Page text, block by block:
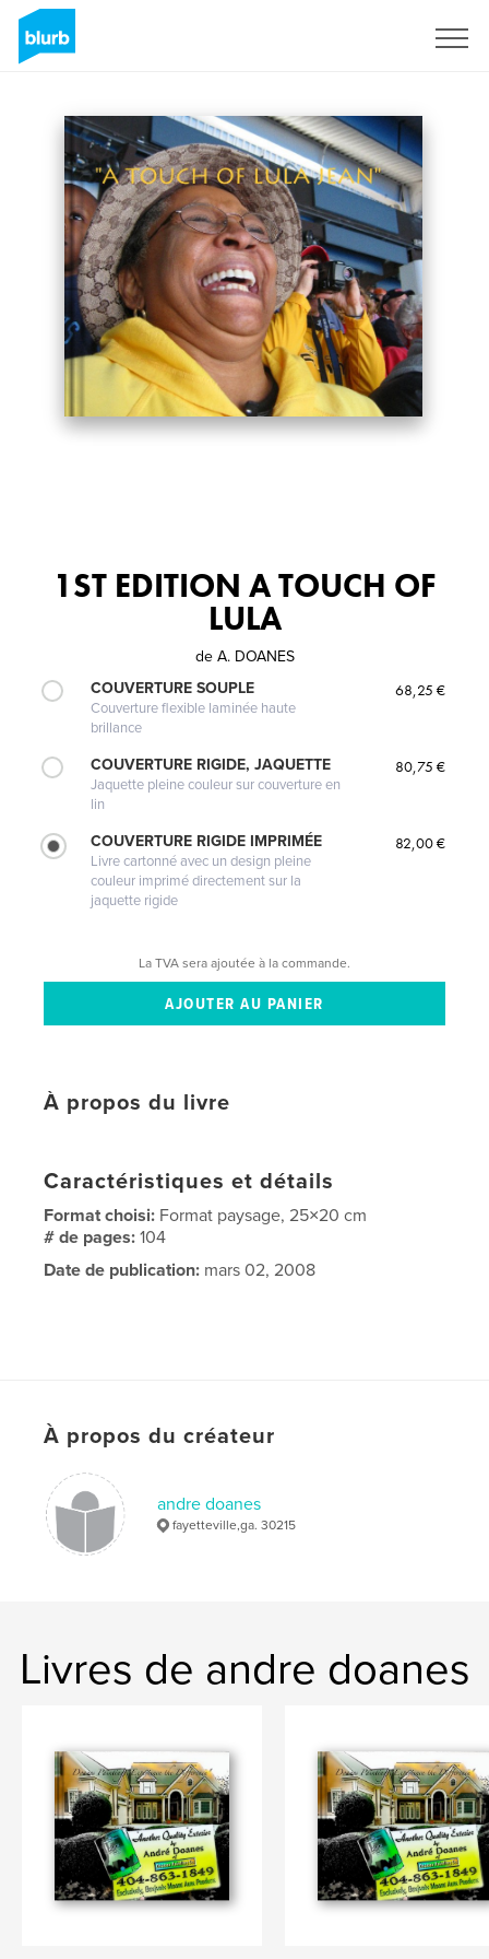
1ST EDITION A TOUCH OF
LULA
de A. DOANES
COUVERTURE SOUPLE
Couverture flexible laminée haute
brillance
68,25 €
COUVERTURE RIGIDE, JAQUETTE
Jaquette pleine couleur sur couverture en
lin
80,75 €
COUVERTURE RIGIDE IMPRIMÉE
Livre cartonné avec un design pleine
couleur imprimé directement sur la
jaquette rigide
82,00 €
La TVA sera ajoutée à la commande.
À propos du livre
Caractéristiques et détails
Format choisi: Format paysage, 25×20 cm
# de pages:104
Date de publication: mars 02, 2008
À propos du créateur
andre doanes
fayetteville,ga. 30215
Livres de andre doanes